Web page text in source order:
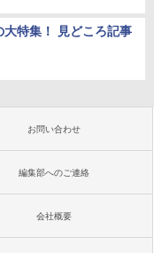
大特集！ 見どころ記事
お問い合わせ
編集部へのご連絡
会社概要